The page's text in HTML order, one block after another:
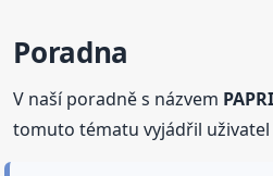
Poradna
V naší poradně s názvem
tomuto tématu vyjádřil uživatel